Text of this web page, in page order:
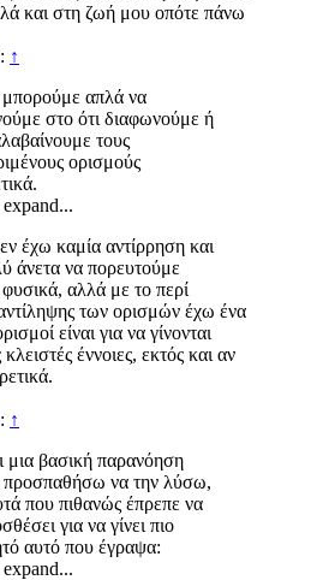
και στη ζωή μου οπότε πάνω
↑
απλά να
στο ότι διαφωνούμε ή
τους
ορισμούς
έχω καμία αντίρρηση και
άνετα να πορευτούμε
αλλά με το περί
των ορισμών έχω ένα
είναι για να γίνονται
έννοιες, εκτός και αν
↑
μια βασική παρανόηση
να την λύσω,
που πιθανώς έπρεπε να
για να γίνει πιο
αυτό που έγραψα: